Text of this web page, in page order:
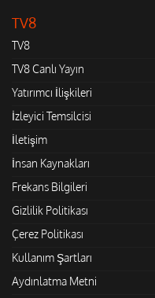
TV8
TV8
TV8 Canlı Yayın
Yatırımcı İlişkileri
İzleyici Temsilcisi
İletişim
İnsan Kaynakları
Frekans Bilgileri
Gizlilik Politikası
Çerez Politikası
Kullanım Şartları
Aydınlatma Metni